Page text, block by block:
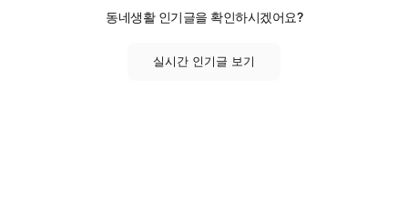
동네생활 인기글을 확인하시겠어요?
실시간 인기글 보기